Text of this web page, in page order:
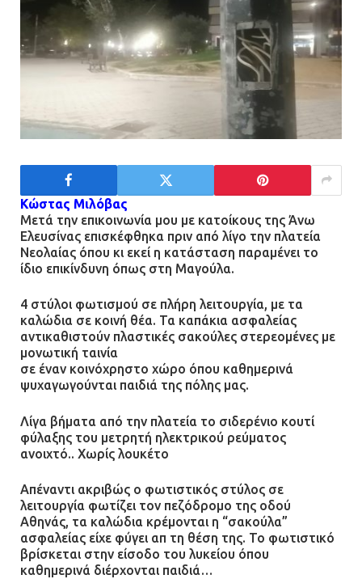
21.07.2026 | 13:44
«Φρένο» στα ηλεκτρικά πατίνια:
Τέλος η οδήγησή τους από
21.07.2026 | 13:35
Τροχαίο στην Πειραιώς: ΙΧ
συγκρούστηκε με φορτηγό – Ένας
τραυματίας και κυκλοφοριακό χάος
21.07.2026 | 13:12
τζαμαρία και μπήκε μέσα σε μαγαζί
13.07.2026 | 21:32
Η Οινόη αποκτά μια νέα, σύγχρονη
και ασφαλή παιδική χαρά
13.07.2026 | 21:21
Τηλεφωνικές απάτες με λεία
130.000 ευρώ στην Αττική
13.07.2026 | 20:44
Κώστας Μιλόβας
Μετά την επικοινωνία μου με κατοίκους της Άνω
Ελευσίνας επισκέφθηκα πριν από λίγο την πλατεία
Νεολαίας όπου κι εκεί η κατάσταση παραμένει το
ίδιο επικίνδυνη όπως στη Μαγούλα.
4 στύλοι φωτισμού σε πλήρη λειτουργία, με τα
καλώδια σε κοινή θέα. Τα καπάκια ασφαλείας
αντικαθιστούν πλαστικές σακούλες στερεομένες με
μονωτική ταινία
σε έναν κοινόχρηστο χώρο όπου καθημερινά
ψυχαγωγούνται παιδιά της πόλης μας.
Λίγα βήματα από την πλατεία το σιδερένιο κουτί
φύλαξης του μετρητή ηλεκτρικού ρεύματος
ανοιχτό.. Χωρίς λουκέτο
Απέναντι ακριβώς ο φωτιστικός στύλος σε
λειτουργία φωτίζει τον πεζόδρομο της οδού
Αθηνάς, τα καλώδια κρέμονται η “σακούλα”
ασφαλείας είχε φύγει απ τη θέση της. Το φωτιστικό
βρίσκεται στην είσοδο του λυκείου όπου
καθημερινά διέρχονται παιδιά…